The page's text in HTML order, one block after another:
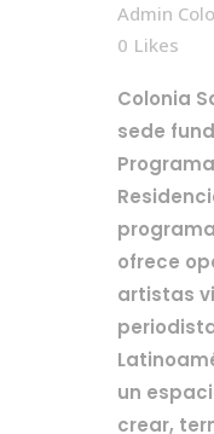
Admin
0 Likes
Colonia
sede
ofrece
artistas
un
crear,